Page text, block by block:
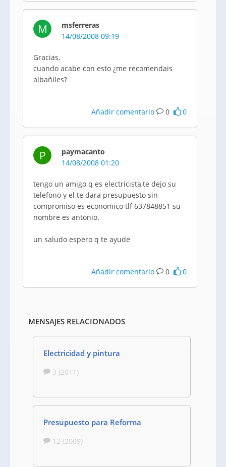
M
msferreras
14/08/2008 09:19
Gracias,
cuando acabe con esto ¿me recomendais
albañiles?
Añadir comentario 0 0
P
paymacanto
14/08/2008 01:20
tengo un amigo q es electricista,te dejo su
telefono y el te dara presupuesto sin
compromiso es economico tlf 637848851 su
nombre es antonio.
un saludo espero q te ayude
Añadir comentario 0 0
MENSAJES RELACIONADOS
Electricidad y pintura
3 (2011)
Presupuesto para Reforma
12 (2009)